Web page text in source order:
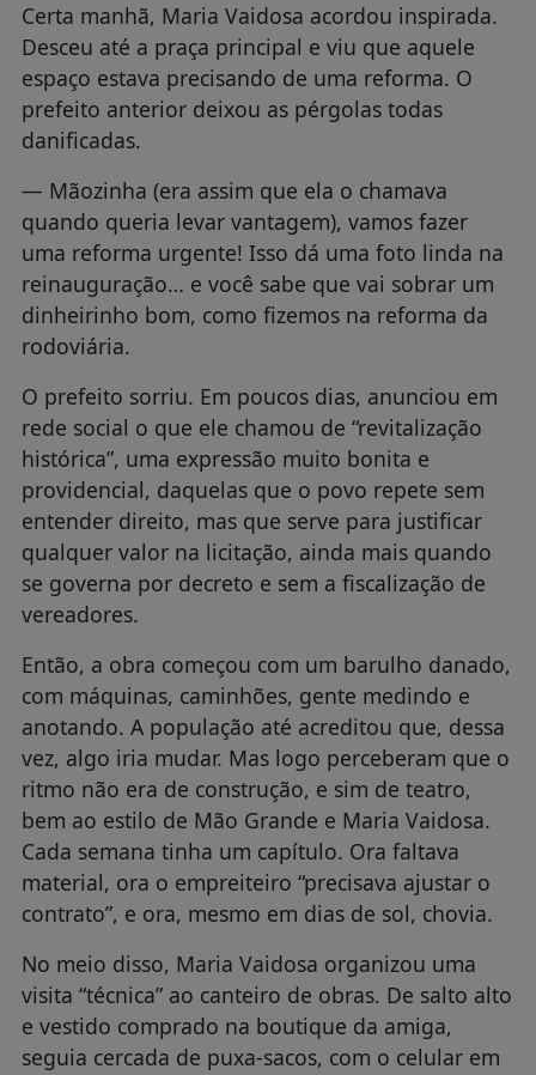
Certa manhã, Maria Vaidosa acordou inspirada.
Desceu até a praça principal e viu que aquele
espaço estava precisando de uma reforma. O
prefeito anterior deixou as pérgolas todas
danificadas.
— Mãozinha (era assim que ela o chamava
quando queria levar vantagem), vamos fazer
uma reforma urgente! Isso dá uma foto linda na
reinauguração… e você sabe que vai sobrar um
dinheirinho bom, como fizemos na reforma da
rodoviária.
O prefeito sorriu. Em poucos dias, anunciou em
rede social o que ele chamou de “revitalização
histórica”, uma expressão muito bonita e
providencial, daquelas que o povo repete sem
entender direito, mas que serve para justificar
qualquer valor na licitação, ainda mais quando
se governa por decreto e sem a fiscalização de
vereadores.
Então, a obra começou com um barulho danado,
com máquinas, caminhões, gente medindo e
anotando. A população até acreditou que, dessa
vez, algo iria mudar. Mas logo perceberam que o
ritmo não era de construção, e sim de teatro,
bem ao estilo de Mão Grande e Maria Vaidosa.
Cada semana tinha um capítulo. Ora faltava
material, ora o empreiteiro “precisava ajustar o
contrato”, e ora, mesmo em dias de sol, chovia.
No meio disso, Maria Vaidosa organizou uma
visita “técnica” ao canteiro de obras. De salto alto
e vestido comprado na boutique da amiga,
seguia cercada de puxa-sacos, com o celular em